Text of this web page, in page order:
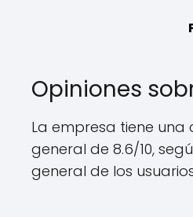
Opiniones
La empresa tiene una
general de 8.6/10,
general de los